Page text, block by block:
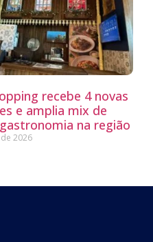
recebe 4 novas
e amplia mix de
na região
2026